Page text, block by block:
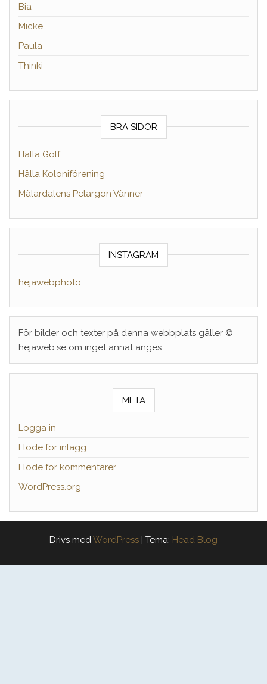
Bia
Micke
Paula
Thinki
BRA SIDOR
Hälla Golf
Hälla Koloniförening
Mälardalens Pelargon Vänner
INSTAGRAM
hejawebphoto
För bilder och texter på denna webbplats gäller ©
hejaweb.se om inget annat anges.
META
Logga in
Flöde för inlägg
Flöde för kommentarer
WordPress.org
Drivs med WordPress | Tema: Head Blog